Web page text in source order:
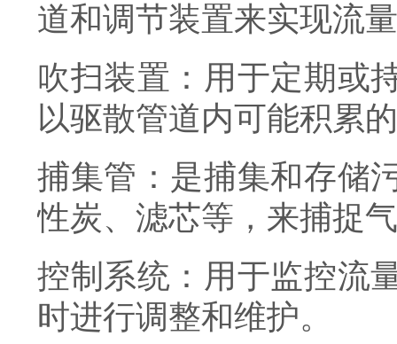
道和调节装置来实现流
吹扫装置：用于定期或
以驱散管道内可能积累
捕集管：是捕集和存储
性炭、滤芯等，来捕捉
控制系统：用于监控流
时进行调整和维护。